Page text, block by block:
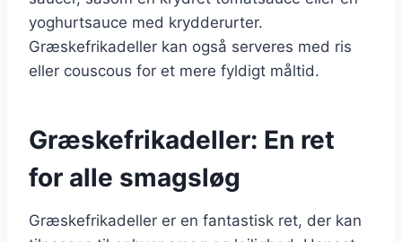
yoghurtsauce med krydderurter.
Græskefrikadeller kan også serveres med ris
eller couscous for et mere fyldigt måltid.
Græskefrikadeller: En ret
for alle smagsløg
Græskefrikadeller er en fantastisk ret, der kan